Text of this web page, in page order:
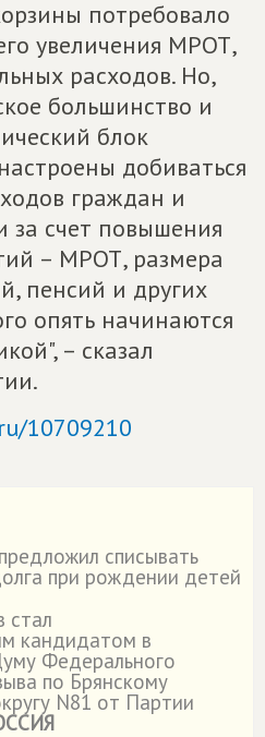
потребовало
увеличения МРОТ,
расходов. Но,
большинство и
блок
добиваться
граждан и
за счет повышения
– МРОТ, размера
пенсий и других
опять начинаются
– сказал
10709210
предложил списывать
при рождении детей
кандидатом в
Федерального
по Брянскому
N81 от Партии